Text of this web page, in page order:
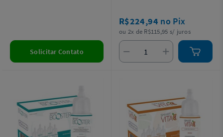
Solicitar Contato
R$224,94 no Pix
ou 2x de R$115,95 s/ juros